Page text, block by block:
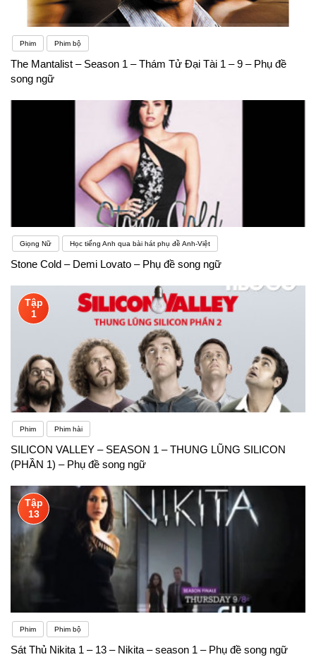
Phim Phim bộ
The Mantalist – Season 1 – Thám Tử Đại Tài 1 – 9 – Phụ đề
song ngữ
Giọng Nữ Học tiếng Anh qua bài hát phụ đề Anh-Việt
Stone Cold – Demi Lovato – Phụ đề song ngữ
Tập
1
Phim Phim hài
SILICON VALLEY – SEASON 1 – THUNG LŨNG SILICON
(PHẦN 1) – Phụ đề song ngữ
Tập
13
Phim Phim bộ
Sát Thủ Nikita 1 – 13 – Nikita – season 1 – Phụ đề song ngữ